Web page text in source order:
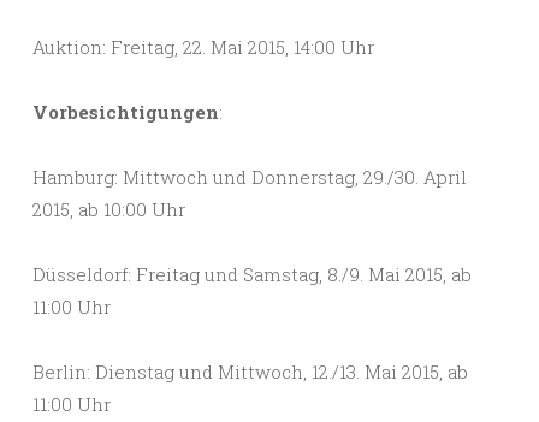
Auktion: Freitag, 22. Mai 2015, 14:00 Uhr
Vorbesichtigungen:
Hamburg: Mittwoch und Donnerstag, 29./30. April
2015, ab 10:00 Uhr
Düsseldorf: Freitag und Samstag, 8./9. Mai 2015, ab
11:00 Uhr
Berlin: Dienstag und Mittwoch, 12./13. Mai 2015, ab
11:00 Uhr